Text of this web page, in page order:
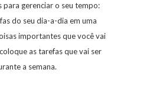
para gerenciar o seu tempo:
do seu dia-a-dia em uma
importantes que você vai
as tarefas que vai ser
a semana.